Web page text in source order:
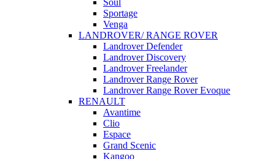
Sportage
Venga
LANDROVER/ RANGE ROVER
Landrover Defender
Landrover Discovery
Landrover Freelander
Landrover Range Rover
Landrover Range Rover Evoque
RENAULT
Avantime
Clio
Espace
Grand Scenic
Kangoo